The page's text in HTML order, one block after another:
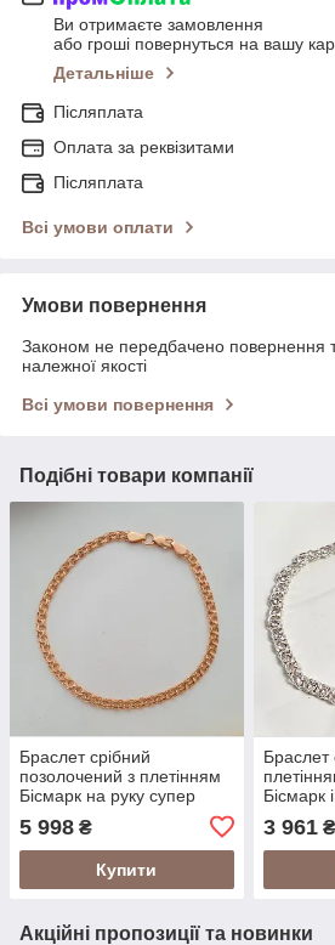
Ви отримаєте замовлення
або гроші повернуться на вашу
Детальніше
Післяплата
Оплата за реквізитами
Післяплата
Всі умови оплати
Умови повернення
Законом не передбачено повернення
належної якості
Всі умови повернення
Подібні товари компанії
Браслет срібний
позолочений з плетінням
Бісмарк на руку супер
5 998 ₴
Купити
Браслет
Бісмарк
см
3 961₴
Акційні пропозиції та новинки